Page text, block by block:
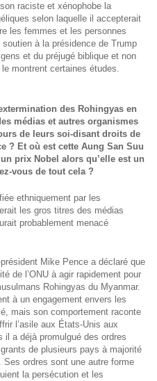
raciste et xénophobe la
selon laquelle il accepterait
les femmes et les personnes
à la présidence de Trump
et du préjugé biblique et non
montrent certaines études.
des Rohingyas en
médias et autres organismes
de leurs soi-disant droits de
? Et où est cette Aung San Suu
prix Nobel alors qu’elle est un
vous de tout cela ?
ethniquement par les
les gros titres des médias
probablement menacé
Mike Pence a déclaré que
de l’ONU à agir rapidement pour
Rohingyas du Myanmar.
à un engagement envers les
mais son comportement raconte
l’asile aux États-Unis aux
a déjà promulgué des ordres
de plusieurs pays à majorité
Ses ordres sont une autre forme
la persécution et les